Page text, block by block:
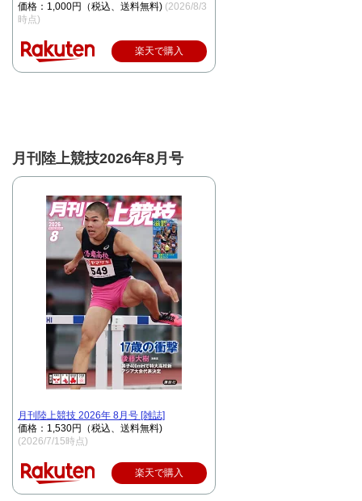
価格：1,000円（税込、送料無料) (2026/8/3
時点)
楽天で購入
月刊陸上競技2026年8月号
月刊陸上競技 2026年 8月号 [雑誌]
価格：1,530円（税込、送料無料)
(2026/7/15時点)
楽天で購入